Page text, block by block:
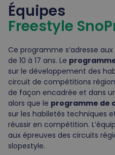
Équipes
Freestyle
Ce programme s’adresse
de 10 à 17 ans. Le
sur le développement des
circuit de compétitions
de façon encadrée et dans
alors que le programme de
sur les habiletés techniques
réussir en compétition.
aux épreuves des circuits
slopestyle.